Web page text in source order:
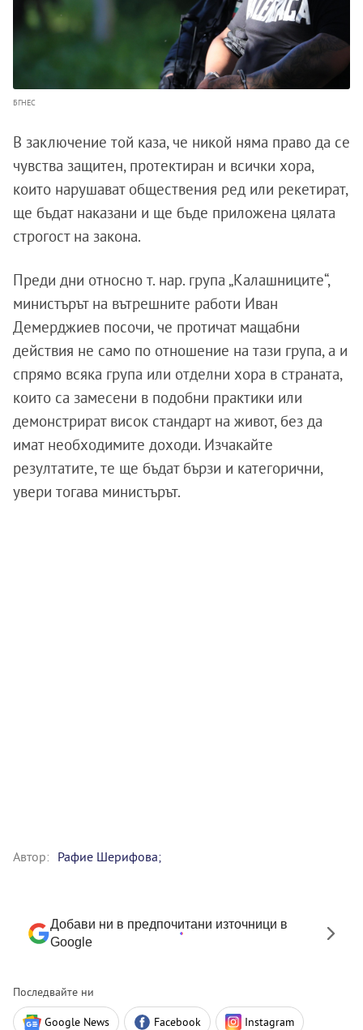
БГНЕС
В заключение той каза, че никой няма право да се
чувства защитен, протектиран и всички хора,
които нарушават обществения ред или рекетират,
ще бъдат наказани и ще бъде приложена цялата
строгост на закона.
Преди дни относно т. нар. група „Калашниците“,
министърът на вътрешните работи Иван
Демерджиев посочи, че протичат мащабни
действия не само по отношение на тази група, а и
спрямо всяка група или отделни хора в страната,
които са замесени в подобни практики или
демонстрират висок стандарт на живот, без да
имат необходимите доходи. Изчакайте
резултатите, те ще бъдат бързи и категорични,
увери тогава министърът.
Автор: Рафие Шерифова;
Добави ни в предпочитани източници в
Google
Последвайте ни
Google News Facebook Instagram